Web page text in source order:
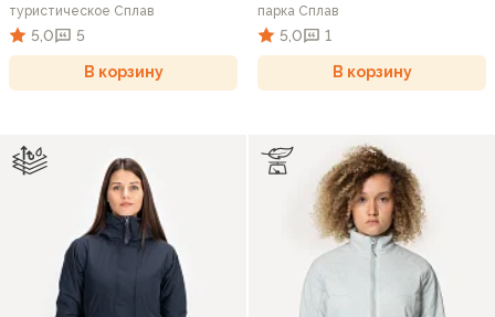
туристическое Сплав
5,0 5
В корзину
парка Сплав
5,0 1
В корзину